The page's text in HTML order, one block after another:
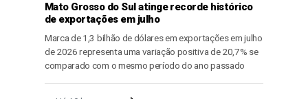
Mato Grosso do Sul atinge recorde histórico
de exportações em julho
Marca de 1,3 bilhão de dólares em exportações em julho
de 2026 representa uma variação positiva de 20,7% se
comparado com o mesmo período do ano passado